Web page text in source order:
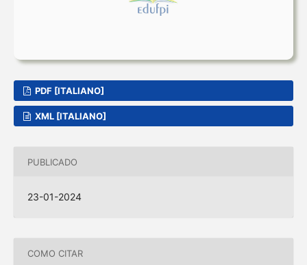
PDF [ITALIANO]
XML [ITALIANO]
PUBLICADO
23-01-2024
COMO CITAR